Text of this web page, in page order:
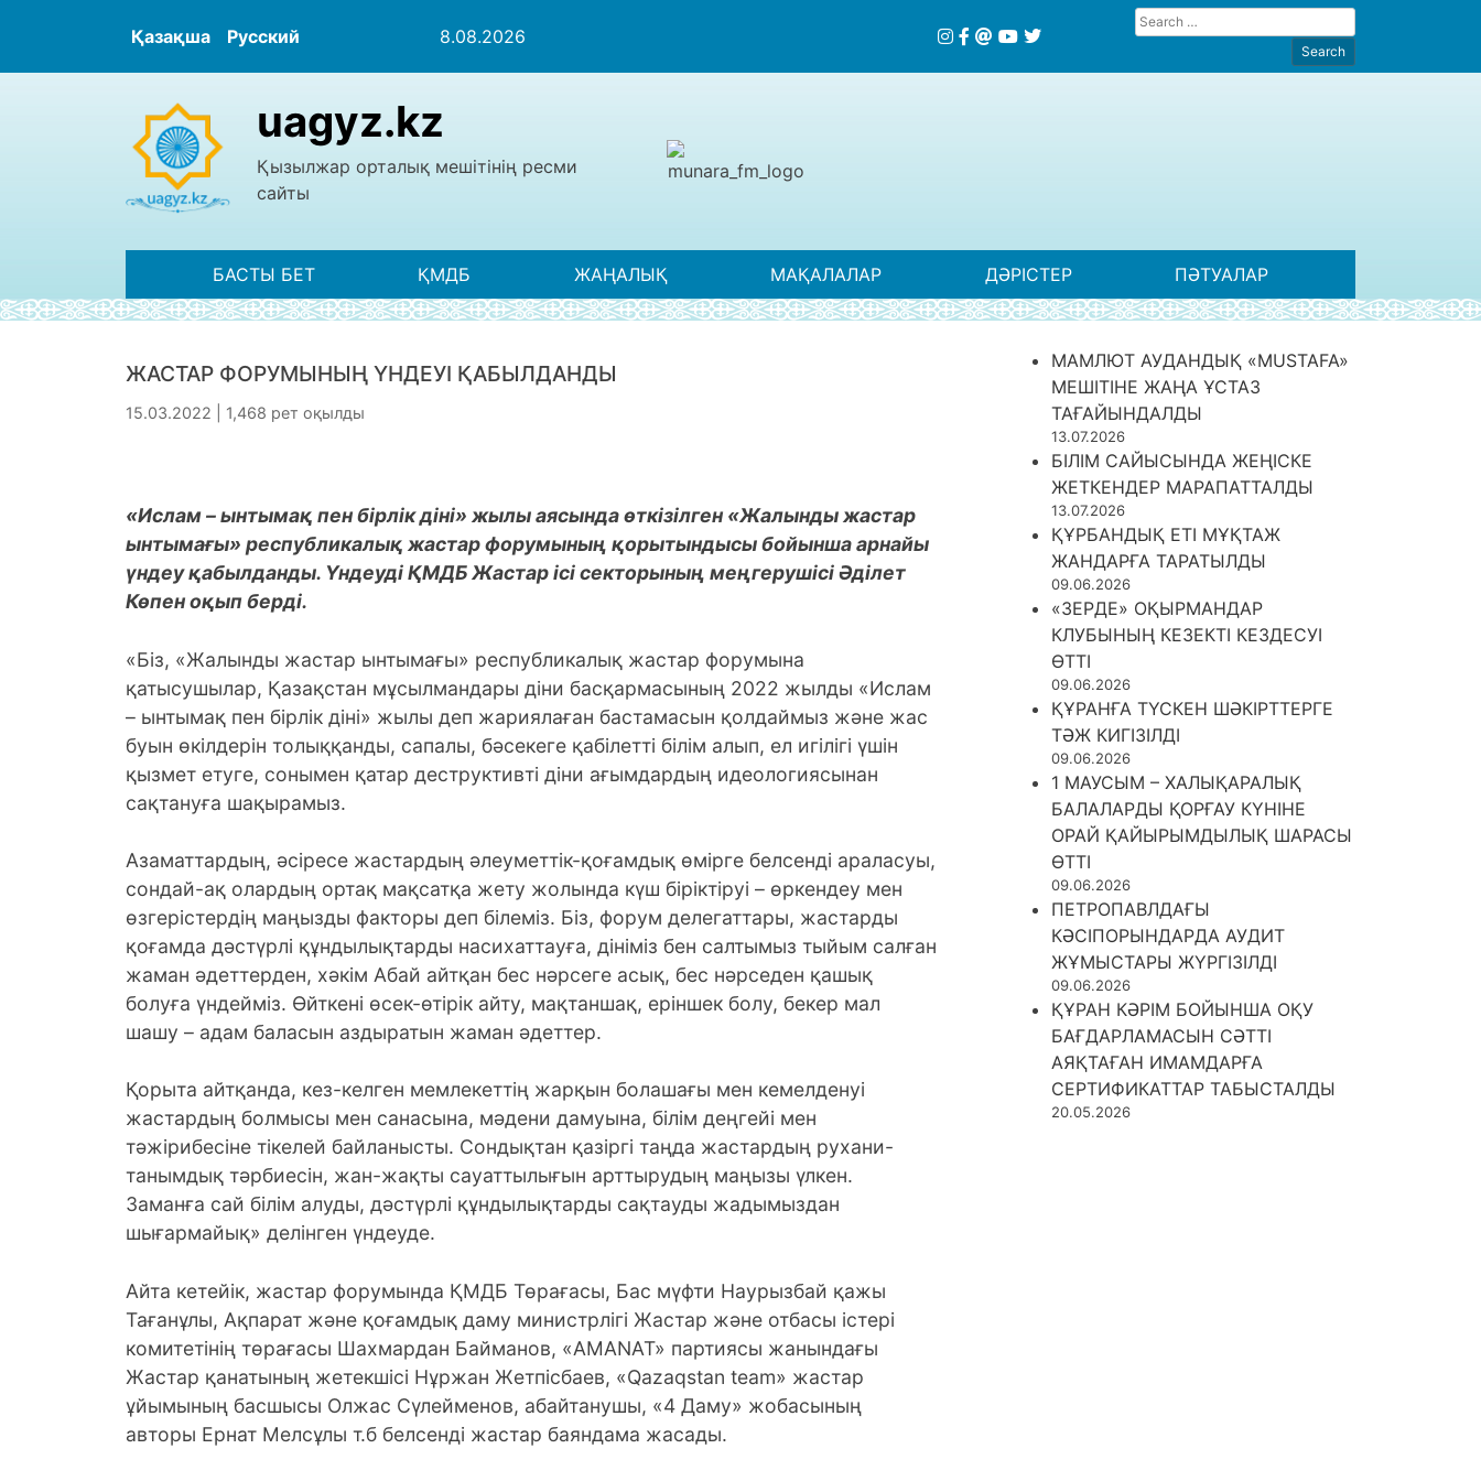
Қазақша Русский 8.08.2026
uagyz.kz
Қызылжар орталық мешітінің ресми
сайты
БАСТЫ БЕТ ҚМДБ ЖАҢАЛЫҚ МАҚАЛАЛАР ДӘРІСТЕР ПӘТУАЛАР
ЖАСТАР ФОРУМЫНЫҢ ҮНДЕУІ ҚАБЫЛДАНДЫ
15.03.2022 | 1,468 рет оқылды
«Ислам – ынтымақ пен бірлік діні» жылы аясында өткізілген «Жалынды жастар
ынтымағы» республикалық жастар форумының қорытындысы бойынша арнайы
үндеу қабылданды. Үндеуді ҚМДБ Жастар ісі секторының меңгерушісі Әділет
Көпен оқып берді.
«Біз, «Жалынды жастар ынтымағы» республикалық жастар форумына
қатысушылар, Қазақстан мұсылмандары діни басқармасының 2022 жылды «Ислам
– ынтымақ пен бірлік діні» жылы деп жариялаған бастамасын қолдаймыз және жас
буын өкілдерін толыққанды, сапалы, бәсекеге қабілетті білім алып, ел игілігі үшін
қызмет етуге, сонымен қатар деструктивті діни ағымдардың идеологиясынан
сақтануға шақырамыз.
Азаматтардың, әсіресе жастардың әлеуметтік-қоғамдық өмірге белсенді араласуы,
сондай-ақ олардың ортақ мақсатқа жету жолында күш біріктіруі – өркендеу мен
өзгерістердің маңызды факторы деп білеміз. Біз, форум делегаттары, жастарды
қоғамда дәстүрлі құндылықтарды насихаттауға, дініміз бен салтымыз тыйым салған
жаман әдеттерден, хәкім Абай айтқан бес нәрсеге асық, бес нәрседен қашық
болуға үндейміз. Өйткені өсек-өтірік айту, мақтаншақ, еріншек болу, бекер мал
шашу – адам баласын аздыратын жаман әдеттер.
Қорыта айтқанда, кез-келген мемлекеттің жарқын болашағы мен кемелденуі
жастардың болмысы мен санасына, мәдени дамуына, білім деңгейі мен
тәжірибесіне тікелей байланысты. Сондықтан қазіргі таңда жастардың рухани-
танымдық тәрбиесін, жан-жақты сауаттылығын арттырудың маңызы үлкен.
Заманға сай білім алуды, дәстүрлі құндылықтарды сақтауды жадымыздан
шығармайық» делінген үндеуде.
Айта кетейік, жастар форумында ҚМДБ Төрағасы, Бас мүфти Наурызбай қажы
Тағанұлы, Ақпарат және қоғамдық даму министрлігі Жастар және отбасы істері
комитетінің төрағасы Шахмардан Байманов, «AMANAT» партиясы жанындағы
Жастар қанатының жетекшісі Нұржан Жетпісбаев, «Qazaqstan team» жастар
ұйымының басшысы Олжас Сүлейменов, абайтанушы, «4 Даму» жобасының
авторы Ернат Мелсұлы т.б белсенді жастар баяндама жасады.
МАМЛЮТ АУДАНДЫҚ «MUSTAFA»
МЕШІТІНЕ ЖАҢА ҰСТАЗ
ТАҒАЙЫНДАЛДЫ
13.07.2026
БІЛІМ САЙЫСЫНДА ЖЕҢІСКЕ
ЖЕТКЕНДЕР МАРАПАТТАЛДЫ
13.07.2026
ҚҰРБАНДЫҚ ЕТІ МҰҚТАЖ
ЖАНДАРҒА ТАРАТЫЛДЫ
09.06.2026
«ЗЕРДЕ» ОҚЫРМАНДАР
КЛУБЫНЫҢ КЕЗЕКТІ КЕЗДЕСУІ
ӨТТІ
09.06.2026
ҚҰРАНҒА ТҮСКЕН ШӘКІРТТЕРГЕ
ТӘЖ КИГІЗІЛДІ
09.06.2026
1 МАУСЫМ – ХАЛЫҚАРАЛЫҚ
БАЛАЛАРДЫ ҚОРҒАУ КҮНІНЕ
ОРАЙ ҚАЙЫРЫМДЫЛЫҚ ШАРАСЫ
ӨТТІ
09.06.2026
ПЕТРОПАВЛДАҒЫ
КӘСІПОРЫНДАРДА АУДИТ
ЖҰМЫСТАРЫ ЖҮРГІЗІЛДІ
09.06.2026
ҚҰРАН КӘРІМ БОЙЫНША ОҚУ
БАҒДАРЛАМАСЫН СӘТТІ
АЯҚТАҒАН ИМАМДАРҒА
СЕРТИФИКАТТАР ТАБЫСТАЛДЫ
20.05.2026